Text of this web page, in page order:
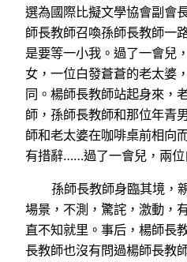
選為國際比擬文學協會副會
師長教師召喚孫師長教師一
是要等一小我。過了一會兒
女，一位白發蒼蒼的老太婆
同。楊師長教師站起身來，
師，孫師長教師和那位年青
師和老太婆在咖啡桌前相向
有措辭……過了一會兒，兩
孫師長教師身臨其境，
場景，不測，驚詫，激動，
直不知就里。事后，楊師長
長教師也沒有問過楊師長教